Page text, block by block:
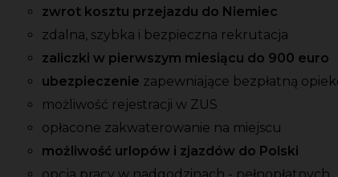
zwrot kosztu przejazdu do Niemiec
zdalna, szybka i bezpieczna rekrutacja
zaliczki w pierwszym miesiącu do 900 euro
ubezpieczenie zapewniające bezpłatną
możliwość rejestracji w ZUS
opłacone zakwaterowanie na miejscu
możliwość urlopów i zjazdów do Polski